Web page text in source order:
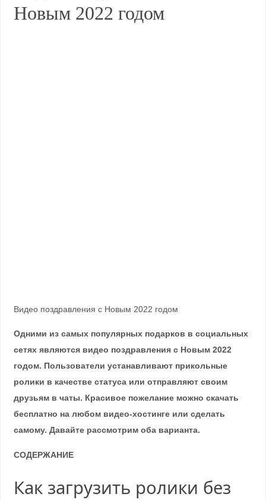
Новым 2022 годом
Видео поздравления с Новым 2022 годом
Одними из самых популярных подарков в социальных
сетях являются видео поздравления с Новым 2022
годом. Пользователи устанавливают прикольные
ролики в качестве статуса или отправляют своим
друзьям в чаты. Красивое пожелание можно скачать
бесплатно на любом видео-хостинге или сделать
самому. Давайте рассмотрим оба варианта.
СОДЕРЖАНИЕ
Как загрузить ролики без